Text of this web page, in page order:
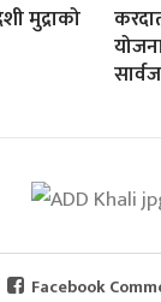
मुद्राको
Facebook